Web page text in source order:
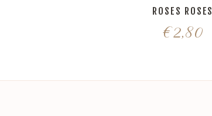
ROSES ROSES
€2,80